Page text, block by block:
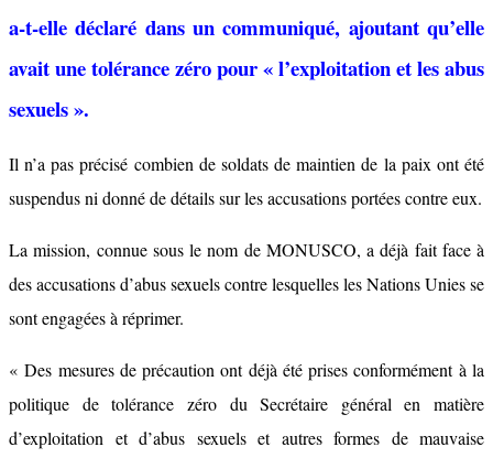
a-t-elle déclaré dans un communiqué, ajoutant qu’elle
avait une tolérance zéro pour « l’exploitation et les abus
sexuels ».
Il n’a pas précisé combien de soldats de maintien de la paix ont été
suspendus ni donné de détails sur les accusations portées contre eux.
La mission, connue sous le nom de MONUSCO, a déjà fait face à
des accusations d’abus sexuels contre lesquelles les Nations Unies se
sont engagées à réprimer.
« Des mesures de précaution ont déjà été prises conformément à la
politique de tolérance zéro du Secrétaire général en matière
d’exploitation et d’abus sexuels et autres formes de mauvaise